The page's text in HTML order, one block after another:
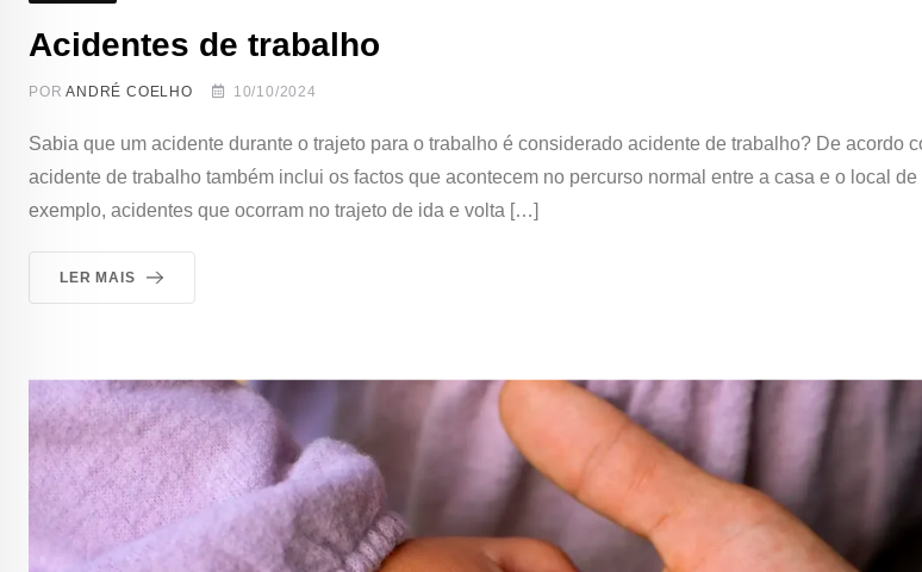
Acidentes de trabalho
PORANDRÉ COELHO 10/10/2024
Sabia que um acidente durante o trajeto para o trabalho é considerado acidente de trabalho? De acordo
acidente de trabalho também inclui os factos que acontecem no percurso normal entre a casa e o local
exemplo, acidentes que ocorram no trajeto de ida e volta […]
LER MAIS